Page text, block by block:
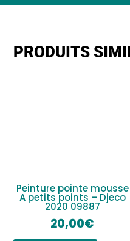
PRODUITS
Peinture pointe mousse
A petits points – Djeco
2020 09887
20,00€